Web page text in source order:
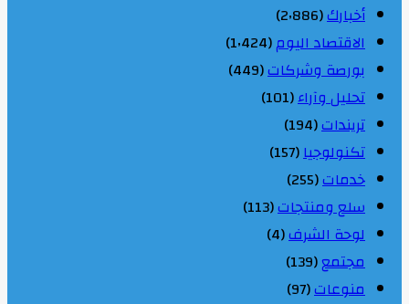
أخبارك(2٬886)
الاقتصاد اليوم(1٬424)
بورصة وشركات(449)
تحليل وآراء(101)
تريندات(194)
تكنولوجيا(157)
خدمات(255)
سلع ومنتجات(113)
لوحة الشرف(4)
مجتمع(139)
منوعات(97)